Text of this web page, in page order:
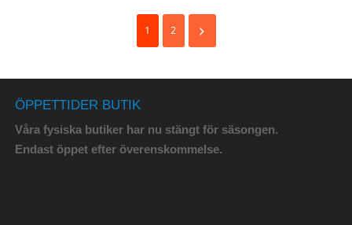
1 2
ÖPPETTIDER BUTIK
Våra fysiska butiker har nu stängt för säsongen.
Endast öppet efter överenskommelse.